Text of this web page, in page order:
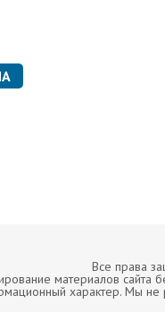
Все права
материалов сайта
характер. Мы